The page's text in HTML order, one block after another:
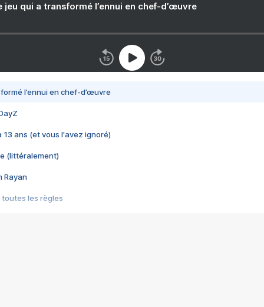
jeu qui a transformé l’ennui en chef-d’œuvre
l’ennui en chef-d’œuvre
13 ans (et vous l'avez ignoré)
(littéralement)
Rayan
toutes les règles